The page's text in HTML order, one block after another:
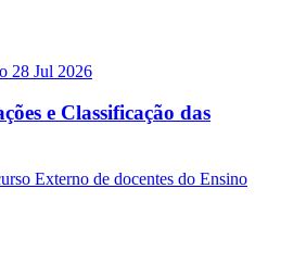
28 Jul 2026
e Classificação das
Externo de docentes do Ensino